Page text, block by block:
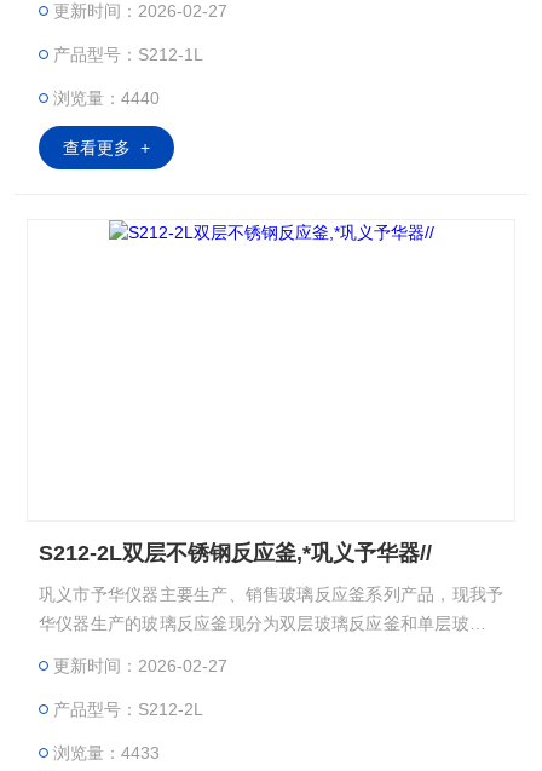
达到－80℃)；双层玻璃反应釜可以抽真空，做负压反应。而
更新时间：2026-02-27
产品型号：S212-1L
浏览量：4440
查看更多 +
S212-2L双层不锈钢反应釜,*巩义予华器//
巩义市予华仪器主要生产、销售玻璃反应釜系列产品，现我予
华仪器生产的玻璃反应釜现分为双层玻璃反应釜和单层玻璃反
达到－80℃)；双层玻璃反应釜可以抽真空，做负压反应。而
更新时间：2026-02-27
产品型号：S212-2L
浏览量：4433